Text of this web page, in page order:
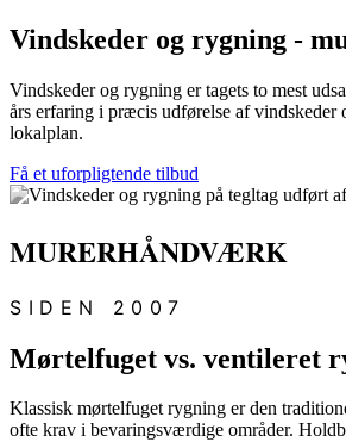
Vindskeder og rygning -
Vindskeder og rygning er tagets to mest
års erfaring i præcis udførelse af vindskeder
lokalplan.
Få et uforpligtende tilbud
MURERHÅNDVÆRK
SIDEN 2007
Mørtelfuget vs. ventileret
Klassisk mørtelfuget rygning er den
ofte krav i bevaringsværdige områder.